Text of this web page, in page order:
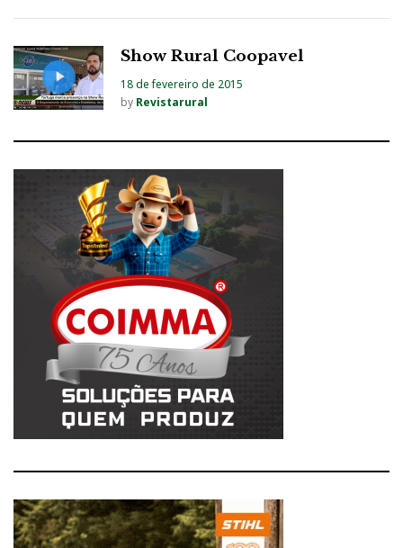
Show Rural Coopavel
18 de fevereiro de 2015
by Revistarural